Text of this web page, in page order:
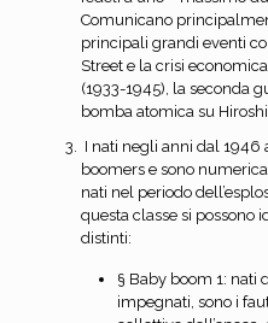
Comunicano
principali grandi eventi
Street e la crisi
(1933-1945), la seconda
bomba atomica su
I nati negli anni dal 1946
boomers e sono
nati nel periodo
questa classe si possono
distinti:
§ Baby boom 1: nati
impegnati, sono i